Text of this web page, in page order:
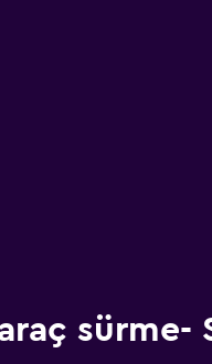
sürme-